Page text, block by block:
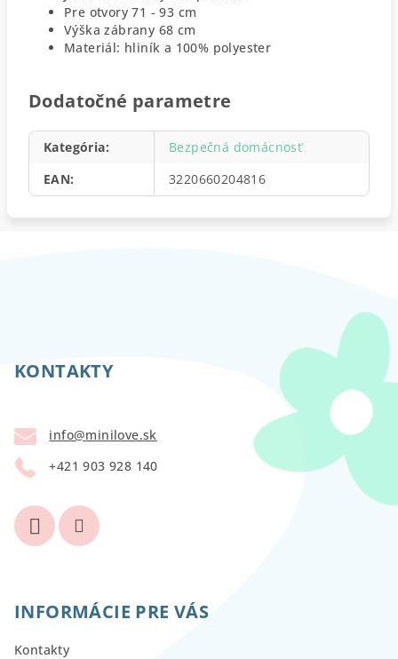
Pre otvory 71 - 93 cm
Výška zábrany 68 cm
Materiál: hliník a 100% polyester
Dodatočné parametre
Kategória:
Bezpečná domácnosť
EAN: 3220660204816
KONTAKTY
info@minilove.sk
+421 903 928 140
INFORMÁCIE PRE VÁS
Kontakty